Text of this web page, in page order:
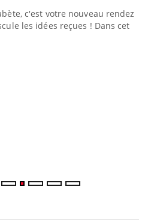
c'est votre nouveau rendez-
les idées reçues ! Dans cet